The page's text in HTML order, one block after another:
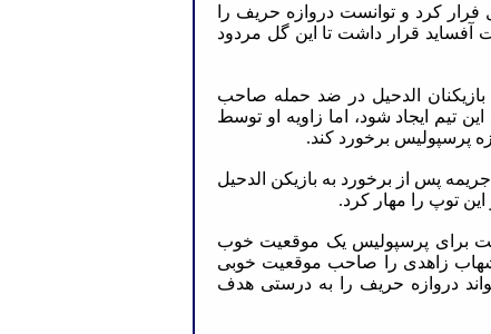
فرار کرد و توانست دروازه حریف را
آفساید قرار داشت تا این گل مردود
بازیکنان الدحیل در ضد حمله صاحب
تیم ایجاد شود، اما زاویه او توسط
پرسپولیس برخورد کند.
پس از برخورد به بازیکن الدحیل
توپ را مهار کرد.
راست برای پرسپولیس یک موقعیت خوب
شهاب زاهدی را صاحب موقعیت خوبی
دروازه حریف را به درستی هدف